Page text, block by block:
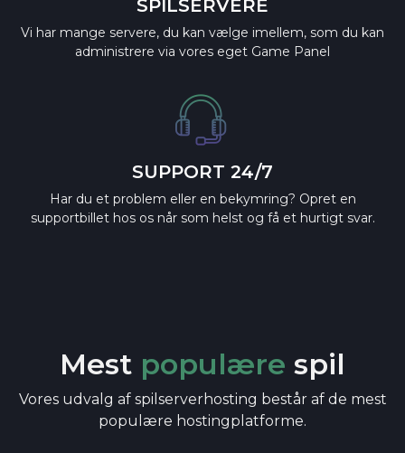
SPILSERVERE
Vi har mange servere, du kan vælge imellem, som du kan
administrere via vores eget Game Panel
SUPPORT 24/7
Har du et problem eller en bekymring? Opret en
supportbillet hos os når som helst og få et hurtigt svar.
Mest populære spil
Vores udvalg af spilserverhosting består af de mest
populære hostingplatforme.